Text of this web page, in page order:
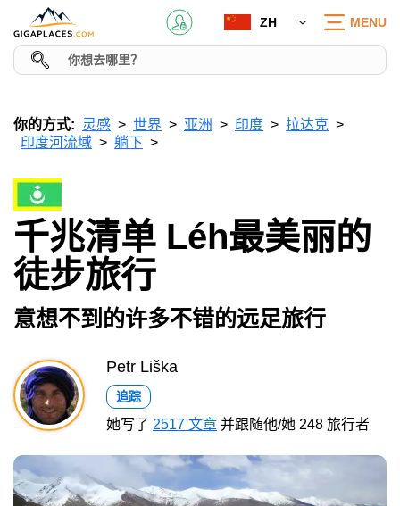
ZH MENU
你的方式: 灵感 世界 亚洲 印度
拉达克
印度河流域
躺下
千兆清单 Léh最美丽的
徒步旅行
意想不到的许多不错的远足旅行
Petr Liška
追踪
她写了 2517 文章 并跟随他/她 248 旅行者